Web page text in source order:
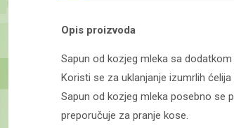
Opis proizvoda
Sapun od kozjeg mleka sa
Koristi se za uklanjanje izumrlih ćelija
Sapun od kozjeg mleka posebno se
preporučuje za pranje kose.